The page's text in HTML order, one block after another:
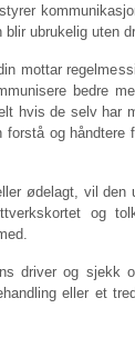
ubrukelig uten
mottar
bedre
hvis de selv har
og håndtere
ødelagt, vil
og
driver og sjekk
eller et